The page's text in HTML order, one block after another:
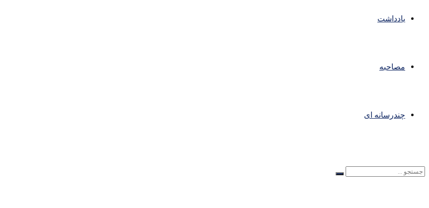
یادداشت
مصاحبه
چندرسانه ای